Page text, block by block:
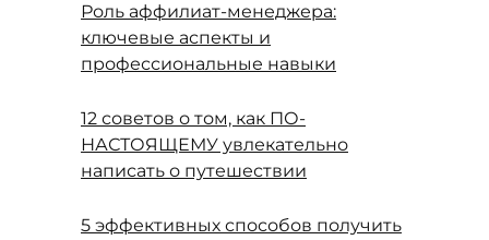
Роль аффилиат-менеджера:
ключевые аспекты и
профессиональные навыки
12 советов о том, как ПО-
НАСТОЯЩЕМУ увлекательно
написать о путешествии
5 эффективных способов получить